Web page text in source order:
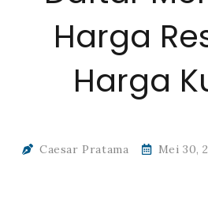
Harga
Harga
Caesar Pratama Mei 30,